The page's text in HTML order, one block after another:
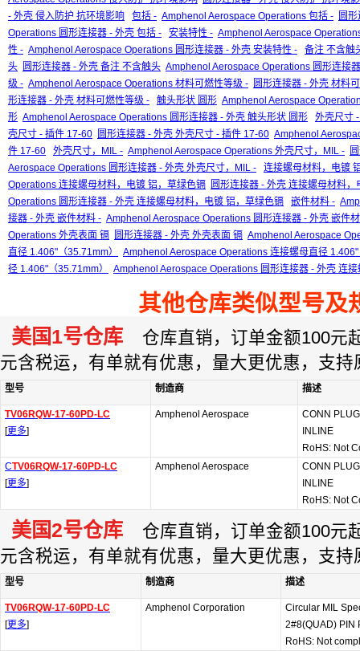
- 外壳 侵入防护 抗环境影响
包括 - Amphenol Aerospace Operations 包括 - 圆
Operations 圆形连接器 - 外壳 包括 -
安装特性 - Amphenol Aerospace
性 - Amphenol Aerospace Operations 圆形连接器 - 外壳 安装特性 -
备注 不含触
头 圆形连接器 - 外壳 备注 不含触头 Amphenol Aerospace Operations 圆形连接
级 - Amphenol Aerospace Operations 材料可燃性等级 - 圆形连接器 - 外壳 材料
形连接器 - 外壳 材料可燃性等级 -
触头形状 圆形 Amphenol Aerospace
形 Amphenol Aerospace Operations 圆形连接器 - 外壳 触头形状 圆形
外壳尺寸
壳尺寸 - 插件 17-60 圆形连接器 - 外壳 外壳尺寸 - 插件 17-60 Amphenol
件 17-60
外壳尺寸，MIL - Amphenol Aerospace Operations 外壳尺寸，MIL -
Aerospace Operations 圆形连接器 - 外壳 外壳尺寸，MIL -
连接螺母材料，电镀
Operations 连接螺母材料，电镀 铝，草绿色镉 圆形连接器 - 外壳 连接螺母材料
Operations 圆形连接器 - 外壳 连接螺母材料，电镀 铝，草绿色镉
嵌件材料 -
接器 - 外壳 嵌件材料 - Amphenol Aerospace Operations 圆形连接器 - 外壳 嵌件
Operations 外壳表面 镉 圆形连接器 - 外壳 外壳表面 镉 Amphenol Aerospace
直径 1.406"（35.71mm）
Amphenol Aerospace Operations 连接螺母直径
径 1.406"（35.71mm）
Amphenol Aerospace Operations 圆形连接器 - 外壳 连
其他仓库类似型号及
美国1号仓库 仓库直销，订单金额100元
元含税运，有单就有优惠，量大更优惠，支持
型号 制造商 描述
TV06RQW-17-60PD-LC
[更多]
Amphenol Aerospace
CONN
INLINE
RoHS: Not
CTV06RQW-17-60PD-LC
[更多]
Amphenol Aerospace
CONN
INLINE
RoHS: Not
美国2号仓库 仓库直销，订单金额100元
元含税运，有单就有优惠，量大更优惠，支持
型号 制造商 描述
TV06RQW-17-60PD-LC
[更多]
Amphenol Corporation
Circular MIL
2#8(QUAD) PIN
RoHS: Not